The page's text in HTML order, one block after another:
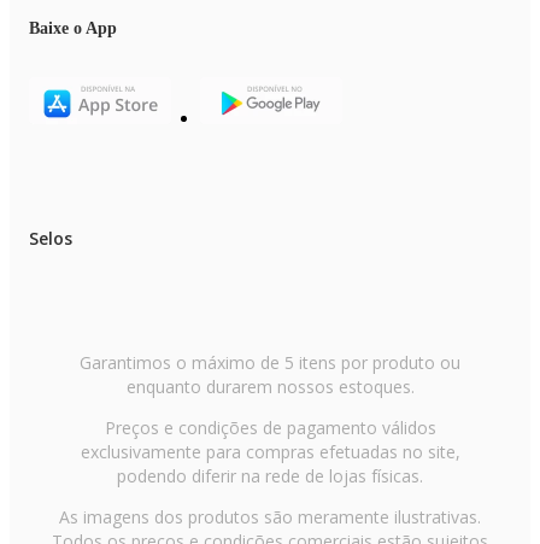
Baixe o App
Selos
Garantimos o máximo de 5 itens por produto ou
enquanto durarem nossos estoques.
Preços e condições de pagamento válidos
exclusivamente para compras efetuadas no site,
podendo diferir na rede de lojas físicas.
As imagens dos produtos são meramente ilustrativas.